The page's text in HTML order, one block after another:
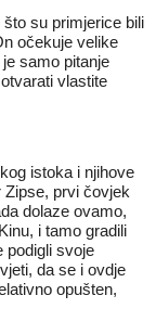
su primjerice bili
očekuje velike
samo pitanje
vlastite
istoka i njihove
Zipse, prvi čovjek
dolaze ovamo,
i tamo gradili
podigli svoje
da se i ovdje
opušten,